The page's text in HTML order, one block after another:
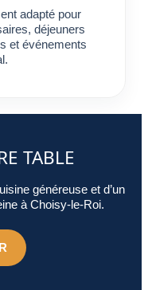
adapté pour
déjeuners
et événements
TABLE
généreuse et d’un
à Choisy-le-Roi.